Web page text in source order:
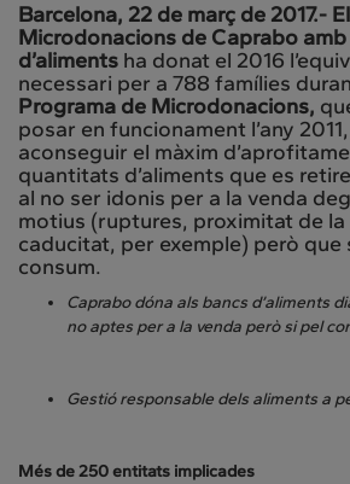
Barcelona, 22 de març de 2017.-
Microdonacions de Caprabo
d’aliments ha donat el 2016
necessari per a 788 famílies
Programa de Microdonacions,
posar en funcionament l’any
aconseguir el màxim
quantitats d’aliments que es
al no ser idonis per a la venda
motius (ruptures, proximitat de la
caducitat, per exemple) però que
consum.
Caprabo dóna als bancs d’aliments
no aptes per a la venda però si pel
Gestió responsable dels aliments a
Més de 250 entitats implicades